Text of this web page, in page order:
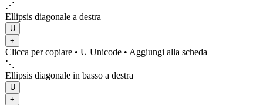
⋰
Ellipsis diagonale a destra
U
+
Clicca per copiare • U Unicode • Aggiungi alla scheda
⋱
Ellipsis diagonale in basso a destra
U
+